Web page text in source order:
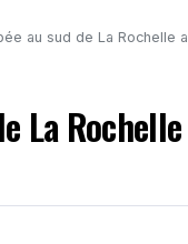
au sud de La Rochelle
La